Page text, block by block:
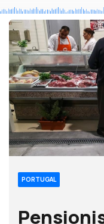
PORTUGAL